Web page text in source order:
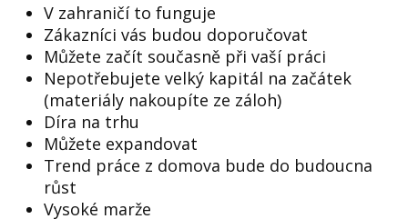
V zahraničí to funguje
Zákazníci vás budou doporučovat
Můžete začít současně při vaší práci
Nepotřebujete velký kapitál na začátek
(materiály nakoupíte ze záloh)
Díra na trhu
Můžete expandovat
Trend práce z domova bude do budoucna
růst
Vysoké marže